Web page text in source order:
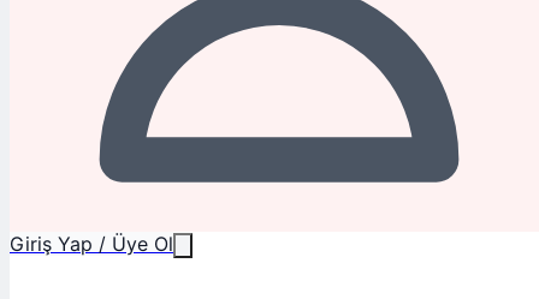
Giriş Yap / Üye Ol